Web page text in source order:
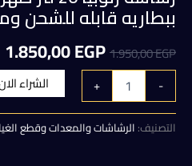
ببطاريه قابله للشحن
1.950,00EGP
السعر
الأصلي
هو:
1.950,00 EGP.
1.850,00EGP
-
كمية
رشاشه
زنوبيا
20
+ الشراء
التصنيف: الرشاشات والمعدات وقطع